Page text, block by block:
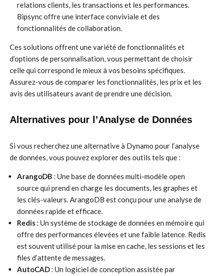
relations clients, les transactions et les performances.
Bipsync offre une interface conviviale et des
fonctionnalités de collaboration.
Ces solutions offrent une variété de fonctionnalités et
d’options de personnalisation, vous permettant de choisir
celle qui correspond le mieux à vos besoins spécifiques.
Assurez-vous de comparer les fonctionnalités, les prix et les
avis des utilisateurs avant de prendre une décision.
Alternatives pour l’Analyse de Données
Si vous recherchez une alternative à Dynamo pour l’analyse
de données, vous pouvez explorer des outils tels que :
ArangoDB : Une base de données multi-modèle open
source qui prend en charge les documents, les graphes et
les clés-valeurs. ArangoDB est conçu pour une analyse de
données rapide et efficace.
Redis : Un système de stockage de données en mémoire qui
offre des performances élevées et une faible latence. Redis
est souvent utilisé pour la mise en cache, les sessions et les
files d’attente de messages.
AutoCAD : Un logiciel de conception assistée par